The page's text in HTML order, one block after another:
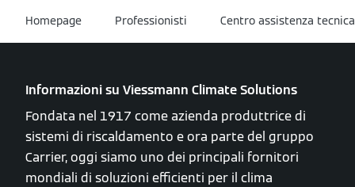
Homepage Professionisti Centro assistenza tecnica
Informazioni su Viessmann Climate Solutions
Fondata nel 1917 come azienda produttrice di
sistemi di riscaldamento e ora parte del gruppo
Carrier, oggi siamo uno dei principali fornitori
mondiali di soluzioni efficienti per il clima